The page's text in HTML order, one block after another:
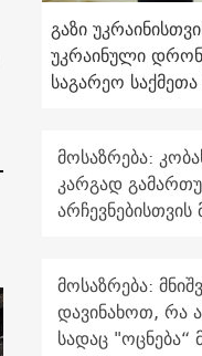
გაზი
უკრაინული
საგარეო
მოსაზრება:
კარგად
მოსაზრება:
დავინახოთ, რა
სადაც "ოცნება“